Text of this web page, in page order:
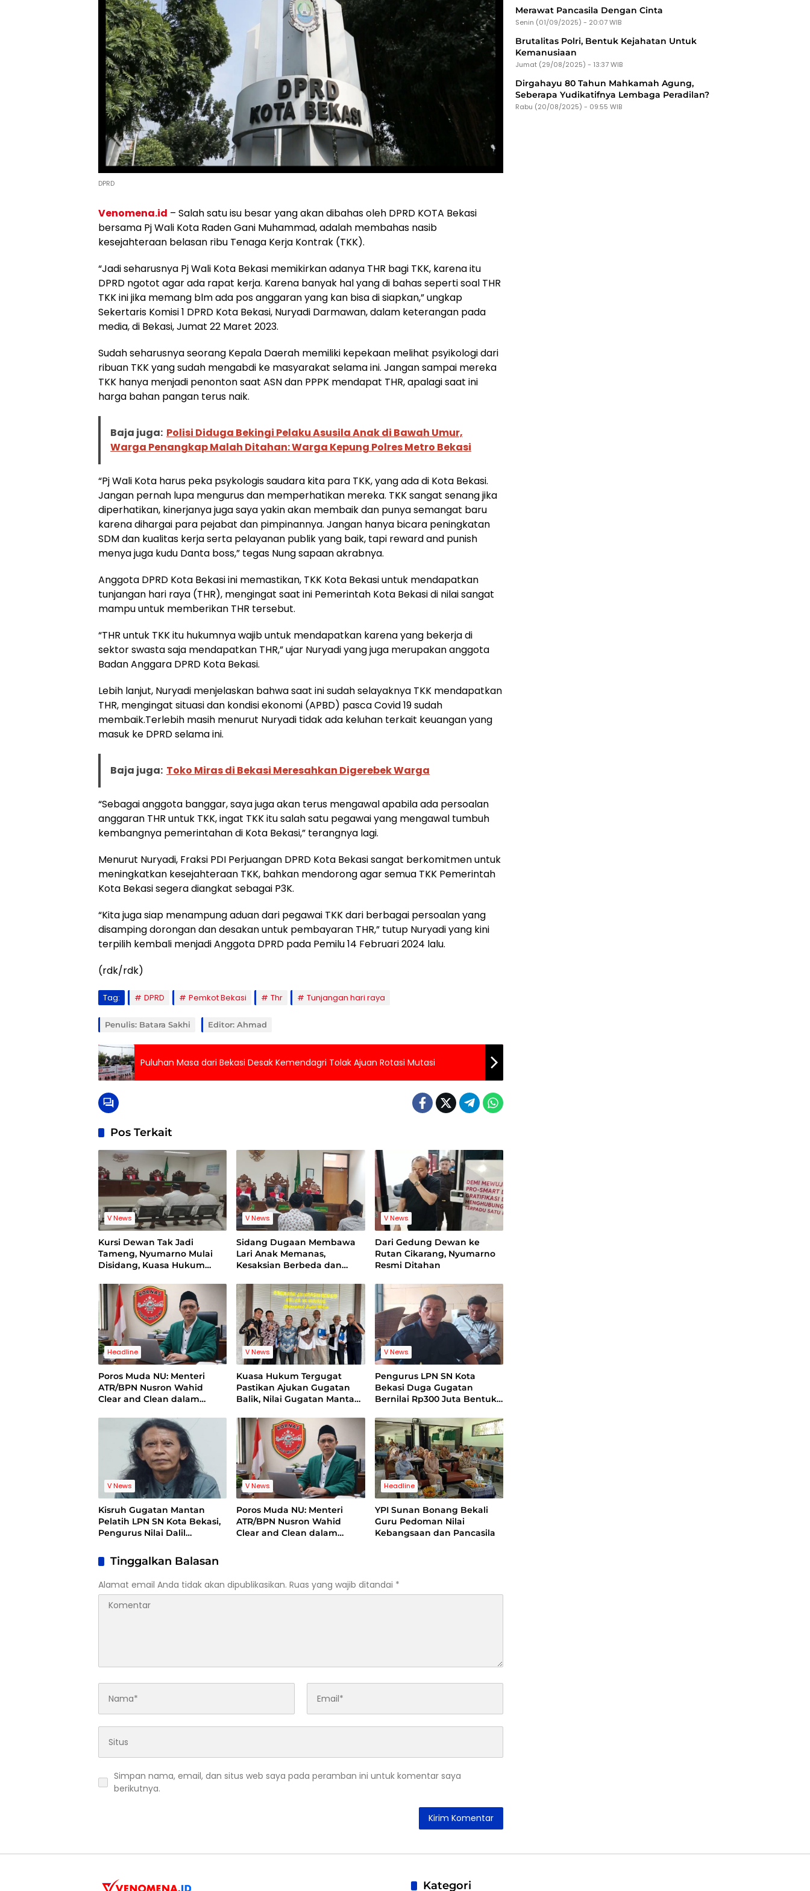
DPRD
Venomena.id – Salah satu isu besar yang akan dibahas oleh DPRD KOTA Bekasi
bersama Pj Wali Kota Raden Gani Muhammad, adalah membahas nasib
kesejahteraan belasan ribu Tenaga Kerja Kontrak (TKK).
“Jadi seharusnya Pj Wali Kota Bekasi memikirkan adanya THR bagi TKK, karena itu
DPRD ngotot agar ada rapat kerja. Karena banyak hal yang di bahas seperti soal THR
TKK ini jika memang blm ada pos anggaran yang kan bisa di siapkan,” ungkap
Sekertaris Komisi 1 DPRD Kota Bekasi, Nuryadi Darmawan, dalam keterangan pada
media, di Bekasi, Jumat 22 Maret 2023.
Sudah seharusnya seorang Kepala Daerah memiliki kepekaan melihat psyikologi dari
ribuan TKK yang sudah mengabdi ke masyarakat selama ini. Jangan sampai mereka
TKK hanya menjadi penonton saat ASN dan PPPK mendapat THR, apalagi saat ini
harga bahan pangan terus naik.
Baja juga: Polisi Diduga Bekingi Pelaku Asusila Anak di Bawah Umur,
Warga Penangkap Malah Ditahan: Warga Kepung Polres Metro Bekasi
“Pj Wali Kota harus peka psykologis saudara kita para TKK, yang ada di Kota Bekasi.
Jangan pernah lupa mengurus dan memperhatikan mereka. TKK sangat senang jika
diperhatikan, kinerjanya juga saya yakin akan membaik dan punya semangat baru
karena dihargai para pejabat dan pimpinannya. Jangan hanya bicara peningkatan
SDM dan kualitas kerja serta pelayanan publik yang baik, tapi reward and punish
menya juga kudu Danta boss,” tegas Nung sapaan akrabnya.
Anggota DPRD Kota Bekasi ini memastikan, TKK Kota Bekasi untuk mendapatkan
tunjangan hari raya (THR), mengingat saat ini Pemerintah Kota Bekasi di nilai sangat
mampu untuk memberikan THR tersebut.
“THR untuk TKK itu hukumnya wajib untuk mendapatkan karena yang bekerja di
sektor swasta saja mendapatkan THR,” ujar Nuryadi yang juga merupakan anggota
Badan Anggara DPRD Kota Bekasi.
Lebih lanjut, Nuryadi menjelaskan bahwa saat ini sudah selayaknya TKK mendapatkan
THR, mengingat situasi dan kondisi ekonomi (APBD) pasca Covid 19 sudah
membaik.Terlebih masih menurut Nuryadi tidak ada keluhan terkait keuangan yang
masuk ke DPRD selama ini.
Baja juga: Toko Miras di Bekasi Meresahkan Digerebek Warga
“Sebagai anggota banggar, saya juga akan terus mengawal apabila ada persoalan
anggaran THR untuk TKK, ingat TKK itu salah satu pegawai yang mengawal tumbuh
kembangnya pemerintahan di Kota Bekasi,” terangnya lagi.
Menurut Nuryadi, Fraksi PDI Perjuangan DPRD Kota Bekasi sangat berkomitmen untuk
meningkatkan kesejahteraan TKK, bahkan mendorong agar semua TKK Pemerintah
Kota Bekasi segera diangkat sebagai P3K.
“Kita juga siap menampung aduan dari pegawai TKK dari berbagai persoalan yang
disamping dorongan dan desakan untuk pembayaran THR,” tutup Nuryadi yang kini
terpilih kembali menjadi Anggota DPRD pada Pemilu 14 Februari 2024 lalu.
(rdk/rdk)
Tag: DPRD Pemkot Bekasi Thr Tunjangan hari raya
Penulis: Batara Sakhi Editor: Ahmad
Puluhan Masa dari Bekasi Desak Kemendagri Tolak Ajuan Rotasi Mutasi
Pos Terkait
V News
Kursi Dewan Tak Jadi
Tameng, Nyumarno Mulai
Disidang, Kuasa Hukum
Bebas Intervensi
V News
Sidang Dugaan Membawa
Lari Anak Memanas,
Kesaksian Berbeda dan
V News
Dari Gedung Dewan ke
Rutan Cikarang, Nyumarno
Resmi Ditahan
Headline
Poros Muda NU: Menteri
ATR/BPN Nusron Wahid
Clear and Clean dalam
V News
Kuasa Hukum Tergugat
Pastikan Ajukan Gugatan
Balik, Nilai Gugatan Mantan
Standing
V News
Pengurus LPN SN Kota
Bekasi Duga Gugatan
Bernilai Rp300 Juta Bentuk
Lembaga
V News
Kisruh Gugatan Mantan
Pelatih LPN SN Kota Bekasi,
Pengurus Nilai Dalil
V News
Poros Muda NU: Menteri
ATR/BPN Nusron Wahid
Clear and Clean dalam
Headline
YPI Sunan Bonang Bekali
Guru Pedoman Nilai
Kebangsaan dan Pancasila
Tinggalkan Balasan
Alamat email Anda tidak akan dipublikasikan. Ruas yang wajib ditandai *
Simpan nama, email, dan situs web saya pada peramban ini untuk komentar saya
berikutnya.
Merawat Pancasila Dengan Cinta
Senin (01/09/2025) - 20:07 WIB
Brutalitas Polri, Bentuk Kejahatan Untuk
Kemanusiaan
Jumat (29/08/2025) - 13:37 WIB
Dirgahayu 80 Tahun Mahkamah Agung,
Seberapa Yudikatifnya Lembaga Peradilan?
Rabu (20/08/2025) - 09:55 WIB
Kategori